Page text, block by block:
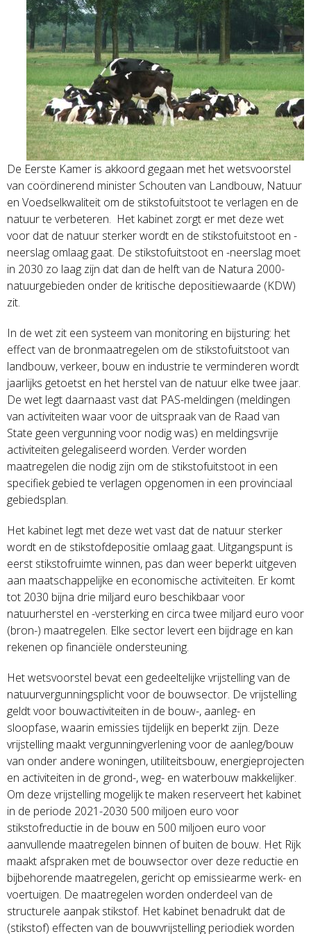
De Eerste Kamer is akkoord gegaan met het wetsvoorstel
van coördinerend minister Schouten van Landbouw, Natuur
en Voedselkwaliteit om de stikstofuitstoot te verlagen en de
natuur te verbeteren. Het kabinet zorgt er met deze wet
voor dat de natuur sterker wordt en de stikstofuitstoot en -
neerslag omlaag gaat. De stikstofuitstoot en -neerslag moet
in 2030 zo laag zijn dat dan de helft van de Natura 2000-
natuurgebieden onder de kritische depositiewaarde (KDW)
zit.
In de wet zit een systeem van monitoring en bijsturing: het
effect van de bronmaatregelen om de stikstofuitstoot van
landbouw, verkeer, bouw en industrie te verminderen wordt
jaarlijks getoetst en het herstel van de natuur elke twee jaar.
De wet legt daarnaast vast dat PAS-meldingen (meldingen
van activiteiten waar voor de uitspraak van de Raad van
State geen vergunning voor nodig was) en meldingsvrije
activiteiten gelegaliseerd worden. Verder worden
maatregelen die nodig zijn om de stikstofuitstoot in een
specifiek gebied te verlagen opgenomen in een provinciaal
gebiedsplan.
Het kabinet legt met deze wet vast dat de natuur sterker
wordt en de stikstofdepositie omlaag gaat. Uitgangspunt is
eerst stikstofruimte winnen, pas dan weer beperkt uitgeven
aan maatschappelijke en economische activiteiten. Er komt
tot 2030 bijna drie miljard euro beschikbaar voor
natuurherstel en -versterking en circa twee miljard euro voor
(bron-) maatregelen. Elke sector levert een bijdrage en kan
rekenen op financiële ondersteuning.
Het wetsvoorstel bevat een gedeeltelijke vrijstelling van de
natuurvergunningsplicht voor de bouwsector. De vrijstelling
geldt voor bouwactiviteiten in de bouw-, aanleg- en
sloopfase, waarin emissies tijdelijk en beperkt zijn. Deze
vrijstelling maakt vergunningverlening voor de aanleg/bouw
van onder andere woningen, utiliteitsbouw, energieprojecten
en activiteiten in de grond-, weg- en waterbouw makkelijker.
Om deze vrijstelling mogelijk te maken reserveert het kabinet
in de periode 2021-2030 500 miljoen euro voor
stikstofreductie in de bouw en 500 miljoen euro voor
aanvullende maatregelen binnen of buiten de bouw. Het Rijk
maakt afspraken met de bouwsector over deze reductie en
bijbehorende maatregelen, gericht op emissiearme werk- en
voertuigen. De maatregelen worden onderdeel van de
structurele aanpak stikstof. Het kabinet benadrukt dat de
(stikstof) effecten van de bouwvrijstelling periodiek worden